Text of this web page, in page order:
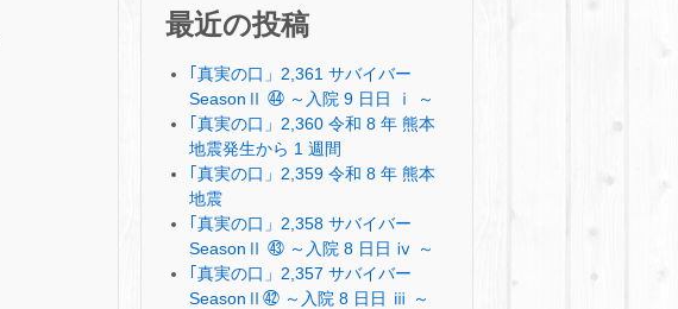
最近の投稿
｢真実の口」2,361 サバイバー
SeasonⅡ ㊹ ～入院 9 日日 ⅰ ～
｢真実の口」2,360 令和 8 年 熊本
地震発生から 1 週間
｢真実の口」2,359 令和 8 年 熊本
地震
｢真実の口」2,358 サバイバー
SeasonⅡ ㊸ ～入院 8 日日 ⅳ ～
｢真実の口」2,357 サバイバー
SeasonⅡ㊷ ～入院 8 日日 ⅲ ～